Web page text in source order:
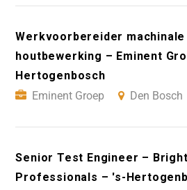
Werkvoorbereider machinale
houtbewerking – Eminent
Hertogenbosch
Eminent Groep
Den Bosch
Senior Test Engineer – Bright
Professionals – 's-